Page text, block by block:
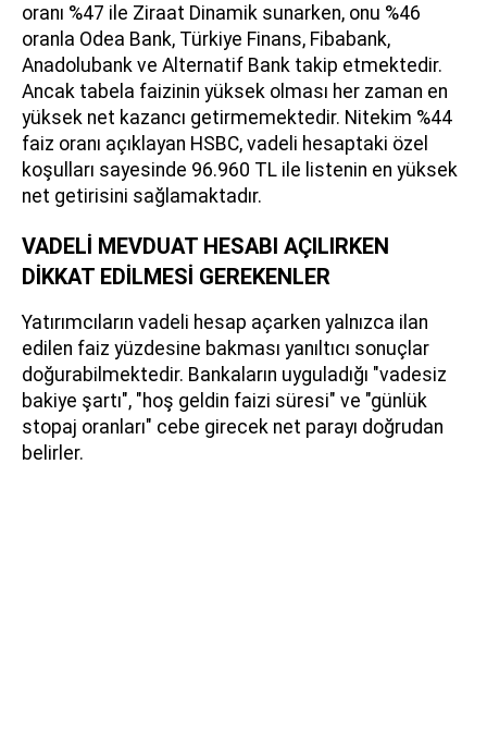
oranı %47 ile Ziraat Dinamik sunarken, onu %46
oranla Odea Bank, Türkiye Finans, Fibabank,
Anadolubank ve Alternatif Bank takip etmektedir.
Ancak tabela faizinin yüksek olması her zaman en
yüksek net kazancı getirmemektedir. Nitekim %44
faiz oranı açıklayan HSBC, vadeli hesaptaki özel
koşulları sayesinde 96.960 TL ile listenin en yüksek
net getirisini sağlamaktadır.
VADELİ MEVDUAT HESABI AÇILIRKEN
DİKKAT EDİLMESİ GEREKENLER
Yatırımcıların vadeli hesap açarken yalnızca ilan
edilen faiz yüzdesine bakması yanıltıcı sonuçlar
doğurabilmektedir. Bankaların uyguladığı "vadesiz
bakiye şartı", "hoş geldin faizi süresi" ve "günlük
stopaj oranları" cebe girecek net parayı doğrudan
belirler.